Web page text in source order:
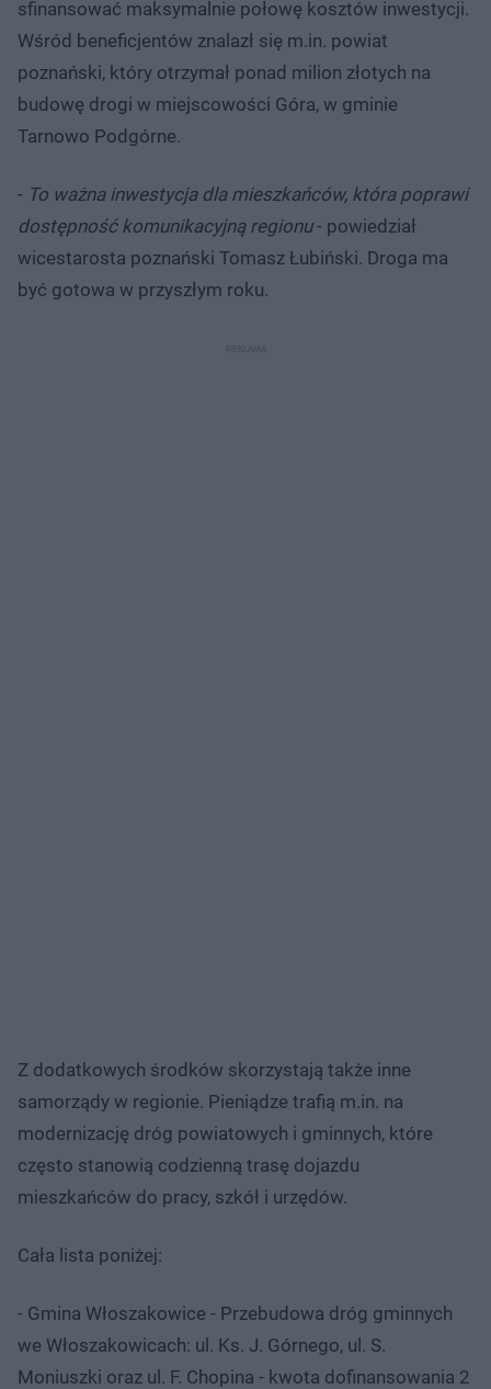
sfinansować maksymalnie połowę kosztów inwestycji.
Wśród beneficjentów znalazł się m.in. powiat
poznański, który otrzymał ponad milion złotych na
budowę drogi w miejscowości Góra, w gminie
Tarnowo Podgórne.
- To ważna inwestycja dla mieszkańców, która poprawi
dostępność komunikacyjną regionu- powiedział
wicestarosta poznański Tomasz Łubiński. Droga ma
być gotowa w przyszłym roku.
Z dodatkowych środków skorzystają także inne
samorządy w regionie. Pieniądze trafią m.in. na
modernizację dróg powiatowych i gminnych, które
często stanowią codzienną trasę dojazdu
mieszkańców do pracy, szkół i urzędów.
Cała lista poniżej:
- Gmina Włoszakowice - Przebudowa dróg gminnych
we Włoszakowicach: ul. Ks. J. Górnego, ul. S.
Moniuszki oraz ul. F. Chopina - kwota dofinansowania 2